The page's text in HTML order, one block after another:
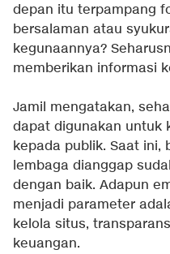
depan itu terpampang
bersalaman atau
kegunaannya?
memberikan informasi
Jamil mengatakan,
dapat digunakan untuk
kepada publik. Saat ini,
lembaga dianggap
dengan baik. Adapun
menjadi parameter
kelola situs,
keuangan.